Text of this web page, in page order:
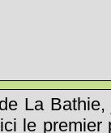
La
le premier